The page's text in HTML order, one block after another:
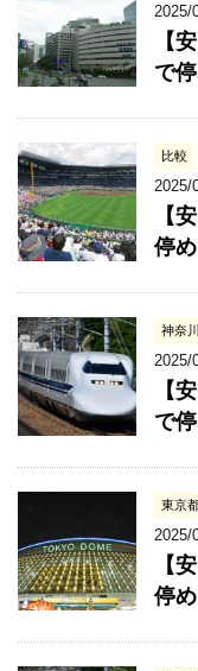
2025/
【
で
比較
2025/
【
停
神奈
2025/
【
で
東京
2025/
【
停